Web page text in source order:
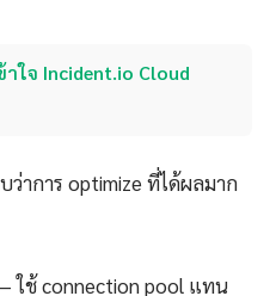
ใจ Incident.io Cloud
ว่าการ optimize ที่ได้ผลมาก
ใช้ connection pool แทน